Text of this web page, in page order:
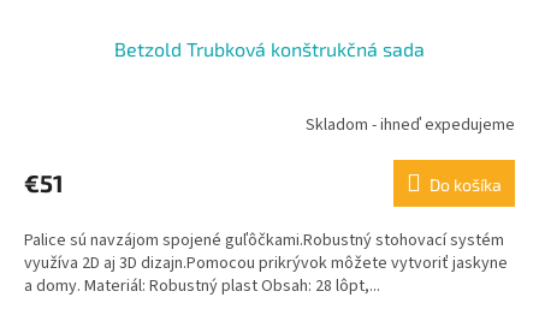
Betzold Trubková konštrukčná sada
Skladom - ihneď expedujeme
€51 Do košíka
Palice sú navzájom spojené guľôčkami.Robustný stohovací systém
využíva 2D aj 3D dizajn.Pomocou prikrývok môžete vytvoriť jaskyne
a domy. Materiál: Robustný plast Obsah: 28 lôpt,...